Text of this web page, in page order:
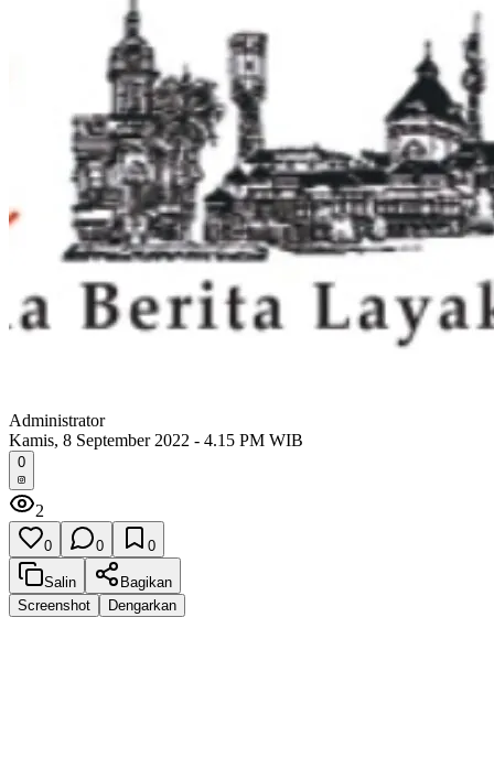
Administrator
Kamis, 8 September 2022 - 4.15 PM WIB
0
2
0 0 0
Salin
Bagikan
Screenshot
Dengarkan